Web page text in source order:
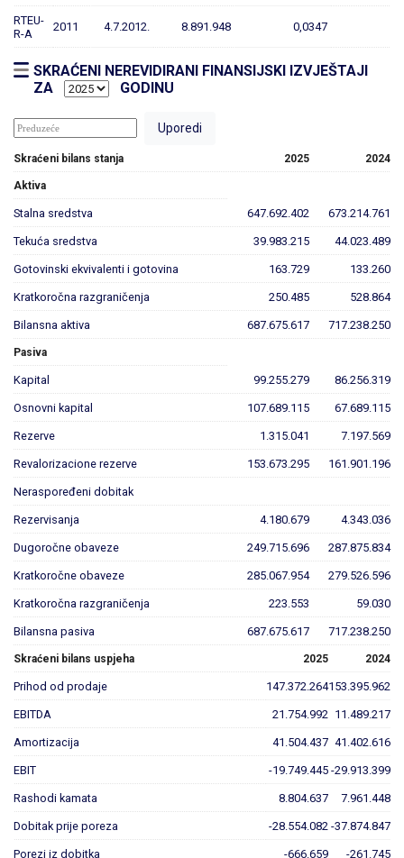
RTEU-
R-A
2011 4.7.2012. 8.891.948 0,0347
SKRAĆENI NEREVIDIRANI FINANSIJSKI IZVJEŠTAJI
ZA
GODINU
Skraćeni bilans stanja 2025 2024
Aktiva
Stalna sredstva 647.692.402 673.214.761
Tekuća sredstva 39.983.215 44.023.489
Gotovinski ekvivalenti i gotovina 163.729 133.260
Kratkoročna razgraničenja 250.485 528.864
Bilansna aktiva 687.675.617 717.238.250
Pasiva
Kapital 99.255.279 86.256.319
Osnovni kapital 107.689.115 67.689.115
Rezerve 1.315.041 7.197.569
Revalorizacione rezerve 153.673.295 161.901.196
Neraspoređeni dobitak
Rezervisanja 4.180.679 4.343.036
Dugoročne obaveze 249.715.696 287.875.834
Kratkoročne obaveze 285.067.954 279.526.596
Kratkoročna razgraničenja 223.553 59.030
Bilansna pasiva 687.675.617 717.238.250
Skraćeni bilans uspjeha 2025 2024
Prihod od prodaje 147.372.264153.395.962
EBITDA 21.754.992 11.489.217
Amortizacija 41.504.437 41.402.616
EBIT -19.749.445 -29.913.399
Rashodi kamata 8.804.637 7.961.448
Dobitak prije poreza -28.554.082 -37.874.847
Porezi iz dobitka -666.659 -261.745